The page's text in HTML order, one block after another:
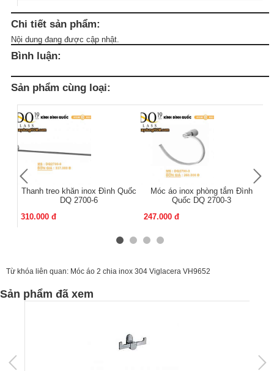
Chi tiết sản phẩm:
Nội dung đang được cập nhật.
Bình luận:
Sản phẩm cùng loại:
Thanh treo khăn inox Đình Quốc
DQ 2700-6
310.000 đ
Móc áo inox phòng tắm Đình
Quốc DQ 2700-3
247.000 đ
Từ khóa liên quan: Móc áo 2 chia inox 304 Viglacera VH9652
Sản phẩm đã xem